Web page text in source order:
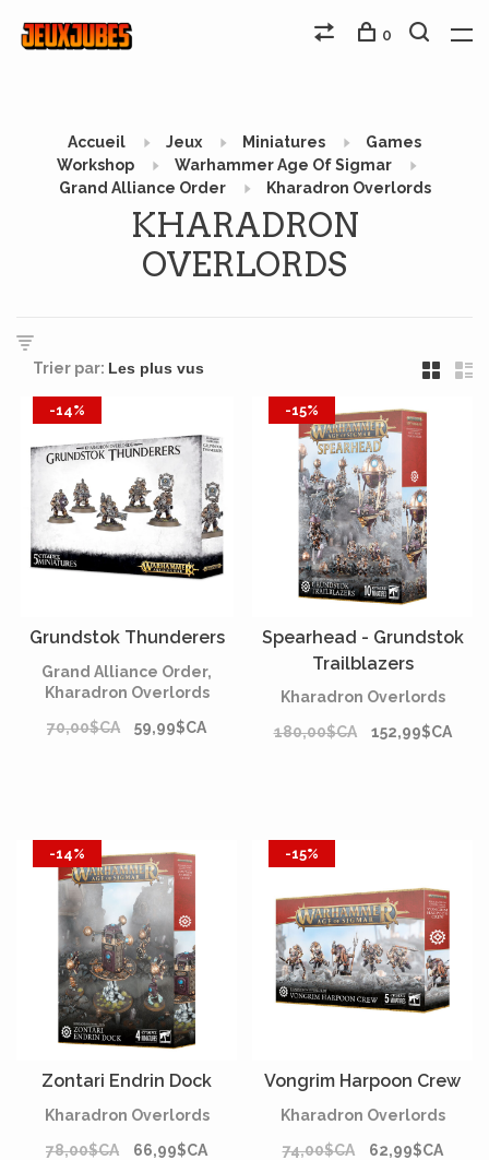
0
Accueil Jeux Miniatures
Games
Workshop
Warhammer Age Of Sigmar
Grand Alliance Order
Kharadron Overlords
KHARADRON
OVERLORDS
Trier par:
-14%
Grundstok Thunderers
Grand Alliance Order,
Kharadron Overlords
70,00$CA
59,99$CA
-15%
Spearhead - Grundstok
Trailblazers
Kharadron Overlords
180,00$CA
152,99$CA
-14%
Zontari Endrin Dock
Kharadron Overlords
78,00$CA
66,99$CA
-15%
Vongrim Harpoon Crew
Kharadron Overlords
74,00$CA
62,99$CA